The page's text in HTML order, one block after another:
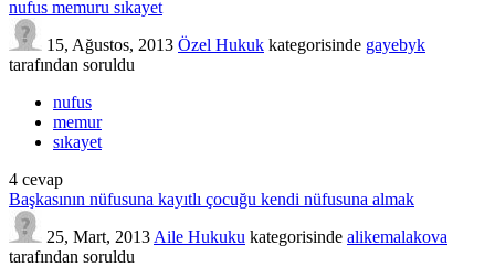
nufus memuru sıkayet
15, Ağustos, 2013 Özel Hukuk kategorisinde gayebyk
tarafından soruldu
nufus
memur
sıkayet
4 cevap
Başkasının nüfusuna kayıtlı çocuğu kendi nüfusuna almak
25, Mart, 2013 Aile Hukuku kategorisinde alikemalakova
tarafından soruldu